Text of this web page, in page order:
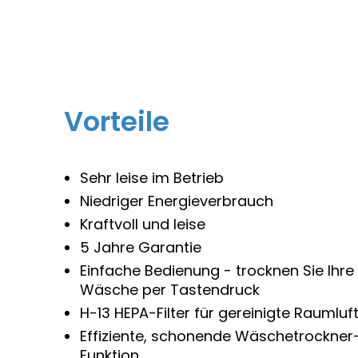
Vorteile
Sehr leise im Betrieb
Niedriger Energieverbrauch
Kraftvoll und leise
5 Jahre Garantie
Einfache Bedienung - trocknen Sie Ihre
Wäsche per Tastendruck
H-13 HEPA-Filter für gereinigte Raumluft
Effiziente, schonende